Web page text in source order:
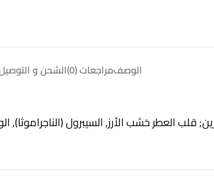
الوصفمراجعات (0) الشحن و
قلب العطر خشب الأرز, السيبرول